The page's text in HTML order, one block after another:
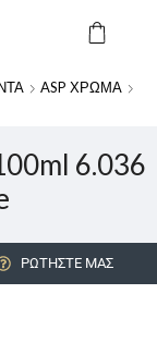
ASP ΧΡΩΜΑ
6.036
ΡΩΤΗΣΤΕ ΜΑΣ